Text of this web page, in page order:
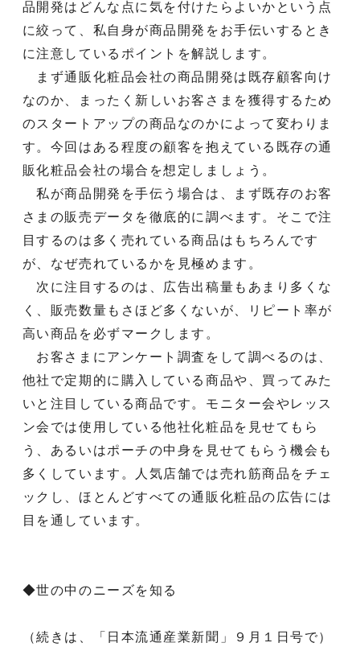
品開発はどんな点に気を付けたらよいかという点
に絞って、私自身が商品開発をお手伝いするとき
に注意しているポイントを解説します。
まず通販化粧品会社の商品開発は既存顧客向け
なのか、まったく新しいお客さまを獲得するため
のスタートアップの商品なのかによって変わりま
す。今回はある程度の顧客を抱えている既存の通
販化粧品会社の場合を想定しましょう。
私が商品開発を手伝う場合は、まず既存のお客
さまの販売データを徹底的に調べます。そこで注
目するのは多く売れている商品はもちろんです
が、なぜ売れているかを見極めます。
次に注目するのは、広告出稿量もあまり多くな
く、販売数量もさほど多くないが、リピート率が
高い商品を必ずマークします。
お客さまにアンケート調査をして調べるのは、
他社で定期的に購入している商品や、買ってみた
いと注目している商品です。モニター会やレッス
ン会では使用している他社化粧品を見せてもら
う、あるいはポーチの中身を見せてもらう機会も
多くしています。人気店舗では売れ筋商品をチェ
ックし、ほとんどすべての通販化粧品の広告には
目を通しています。
◆世の中のニーズを知る
（続きは、「日本流通産業新聞」９月１日号で）